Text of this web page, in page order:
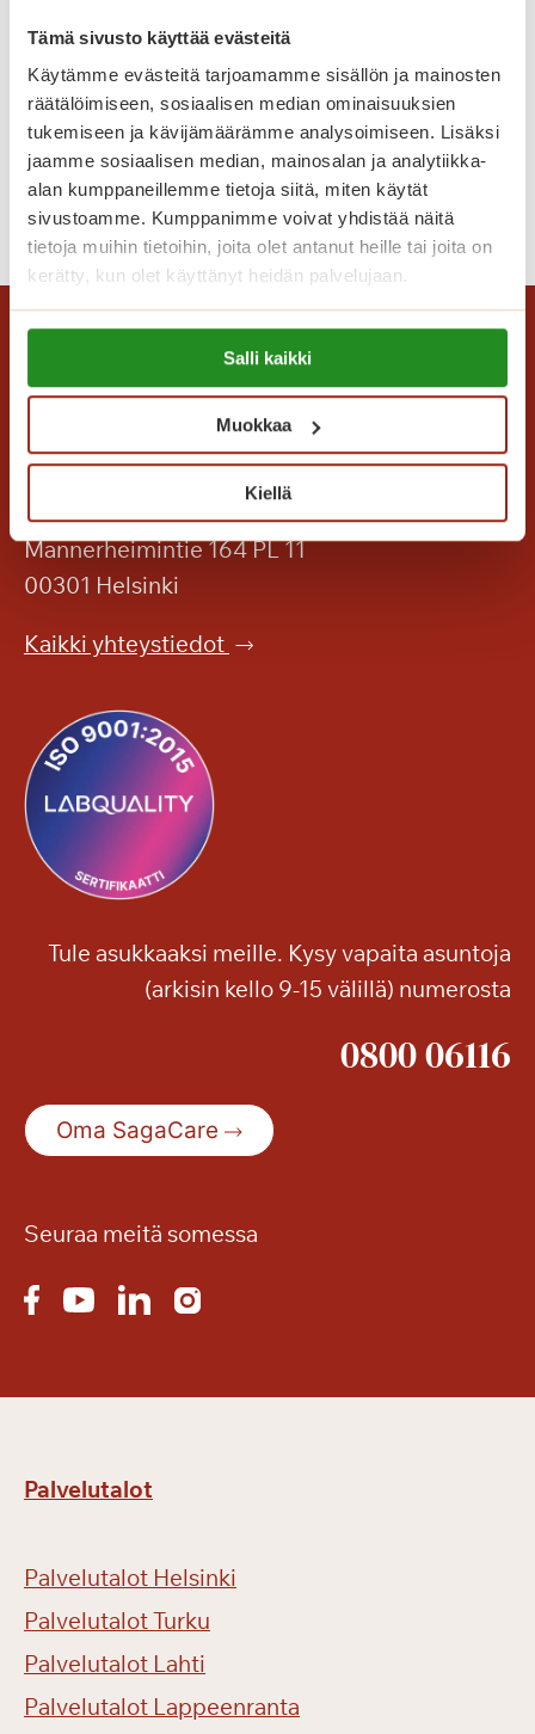
Tämä sivusto käyttää evästeitä
Käytämme evästeitä tarjoamamme sisällön ja mainosten
räätälöimiseen, sosiaalisen median ominaisuuksien
tukemiseen ja kävijämäärämme analysoimiseen. Lisäksi
jaamme sosiaalisen median, mainosalan ja analytiikka-
alan kumppaneillemme tietoja siitä, miten käytät
sivustoamme. Kumppanimme voivat yhdistää näitä
tietoja muihin tietoihin, joita olet antanut heille tai joita on
kerätty, kun olet käyttänyt heidän palvelujaan.
Lue lisää evästeistä:
https://sagacare.fi/evasteet/
Salli kaikki
Muokkaa
Kiellä
t
i
s
i
p
a
l
v
e
u
e
k
Tango hurmasi yleisön
Lue lisää
T
a
n
g
o
u
m
s
i
Saga Care Finland Oy
Mannerheimintie 164 PL 11
00301 Helsinki
Kaikki yhteystiedot
Tule asukkaaksi meille. Kysy vapaita asuntoja
(arkisin kello 9-15 välillä) numerosta
0800 06116
Oma SagaCare
Seuraa meitä somessa
Palvelutalot
Palvelutalot Helsinki
Palvelutalot Turku
Palvelutalot Lahti
Palvelutalot Lappeenranta